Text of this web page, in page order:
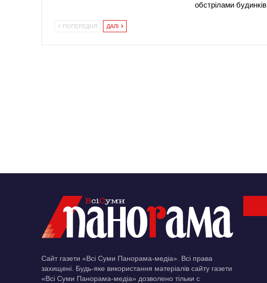
обстрілами будинків
ПОПЕРЕДНЯ ДАЛІ
Сайт газети «Всі Суми Панорама-медіа». Всі права
захищені. Будь-яке використання матеріалів сайту газети
«Всі Суми Панорама-медіа» дозволено тільки c